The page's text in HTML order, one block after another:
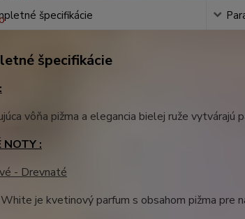
špecifikácie
špecifikácie
vôňa pižma a elegancia bielej ruže vytvárajú
NOTY :
- Drevnaté
je kvetinový parfum s obsahom pižma pre